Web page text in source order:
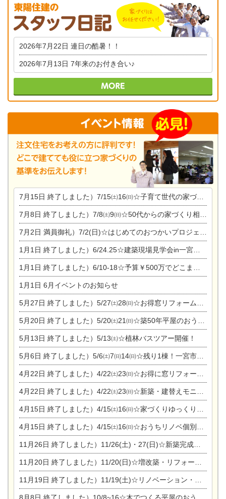
2026年7月22日 連日の酷暑！！
2026年7月13日 7年来のお付き合い♪
7月15日 終了しました）7/15㈯16㈰☆子育て世代の家づくり相談会
7月8日 終了しました）7/8㈯9㈰☆50代からの家づくり相談会
7月2日 満員御礼）7/2(日)☆はじめてのおつかいプロジェクト
1月1日 終了しました）6/24.25☆建築現場見学会in一宮市木曽川町
1月1日 終了しました）6/10-18☆予算￥500万でどこまでできるの？リフォーム相談会
1月1日 6月イベントのお知らせ
5月27日 終了しました）5/27㈯28㈰☆お得窓リフォーム個別相談会
5月20日 終了しました）5/20㈯21㈰☆築50年平屋のおうちリノベーション完成見学会
5月13日 終了しました）5/13㈯☆植林バスツアー開催！
5月6日 終了しました）5/6㈯7㈰14㈰☆残り1棟！一宮市限定モニター募集相談会(新築・建替え)
4月22日 終了しました）4/22㈯23㈰☆お得に窓リフォーム個別相談会
4月22日 終了しました）4/22㈯23㈰☆新築・建替えモニター募集個別相談会
4月15日 終了しました）4/15㈯16㈰☆家づくりゆっくりじっくり個別相談会
4月15日 終了しました）4/15㈯16㈰☆おうちリノベ個別相談会
11月26日 終了しました）11/26(土)・27(日)☆新築完成見学会 in一宮市あずら
11月20日 終了しました）11/20(日)☆増改築・リフォームまつり＆秋の味覚まつり＆芸術祭
11月19日 終了しました）11/19(土)☆リノベーション・家の修理まつり＆増改築・リフォームまつりin扶桑ゴルフ